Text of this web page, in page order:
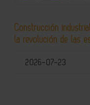
Construcción
la revolución de las
2026-07-23